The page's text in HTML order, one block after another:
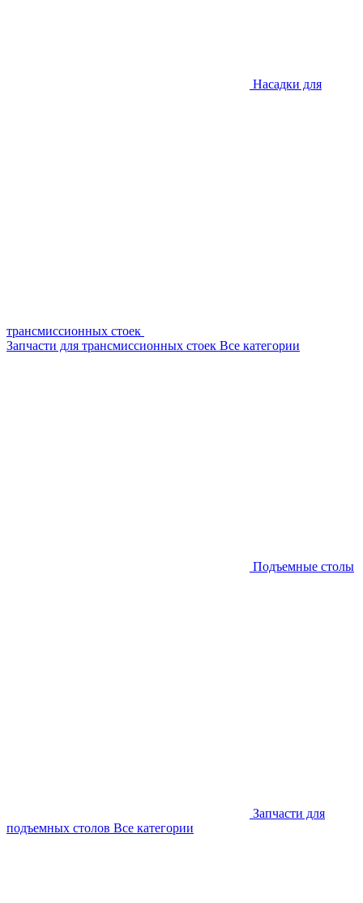
Насадки для
трансмиссионных стоек
Запчасти для трансмиссионных стоек Все категории
Подъемные столы
Запчасти для
подъемных столов Все категории